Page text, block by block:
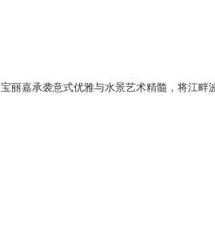
宝丽嘉承袭意式优雅与水景艺术精髓，将江畔